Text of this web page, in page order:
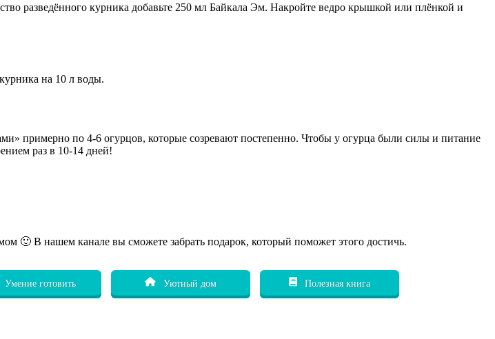
разведённого курника добавьте 250 мл Байкала Эм. Накройте ведро крышкой или плёнкой и
на 10 л воды.
примерно по 4-6 огурцов, которые созревают постепенно. Чтобы у огурца были силы и питание
раз в 10-14 дней!
🙂 В нашем канале вы сможете забрать подарок, который поможет этого достичь.
Умение готовить Уютный дом Полезная книга